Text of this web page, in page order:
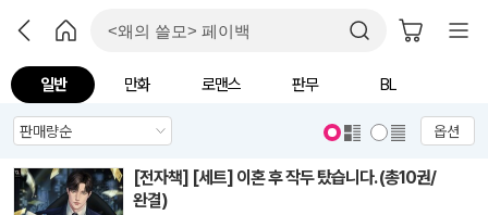
일반 만화 로맨스 판무 BL
옵션
[전자책] [세트] 이혼 후 작두 탔습니다. (총10권/
완결)